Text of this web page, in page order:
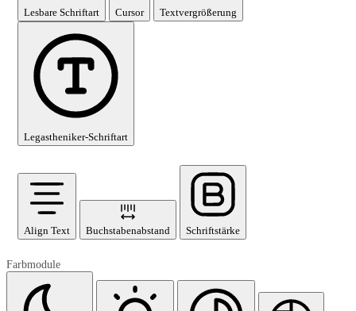
Lesbare Schriftart Cursor Textvergrößerung
Legastheniker-Schriftart
Align Text Buchstabenabstand Schriftstärke
Farbmodule